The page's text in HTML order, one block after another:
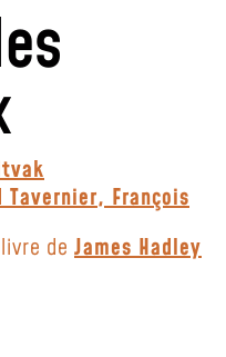
Tavernier,François
de James Hadley